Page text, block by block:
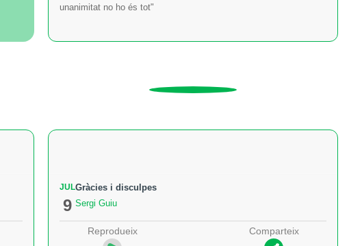
unanimitat no ho és tot"
JUL
9
Gràcies i disculpes
Sergi Guiu
Reprodueix Comparteix